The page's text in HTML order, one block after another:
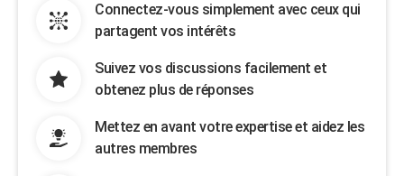
Connectez-vous simplement avec ceux qui
partagent vos intérêts
Suivez vos discussions facilement et
obtenez plus de réponses
Mettez en avant votre expertise et aidez les
autres membres